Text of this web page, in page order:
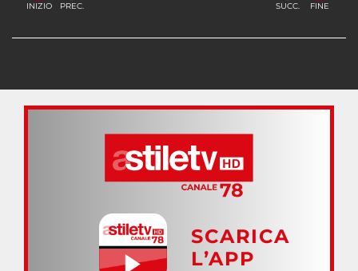
INIZIO PREC. SUCC. FINE
SCARICA
L’APP